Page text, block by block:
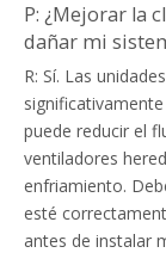
P: ¿Mejorar la
dañar mi
R: Sí. Las
puede reducir el
ventiladores
enfriamiento.
esté
antes de instalar